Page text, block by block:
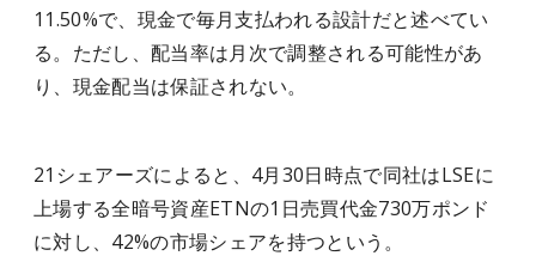
11.50%で、現金で毎月支払われる設計だと述べてい
る。ただし、配当率は月次で調整される可能性があ
り、現金配当は保証されない。
21シェアーズによると、4月30日時点で同社はLSEに
上場する全暗号資産ETNの1日売買代金730万ポンド
に対し、42%の市場シェアを持つという。